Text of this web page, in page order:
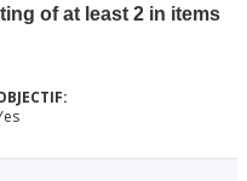
of at least 2 in items